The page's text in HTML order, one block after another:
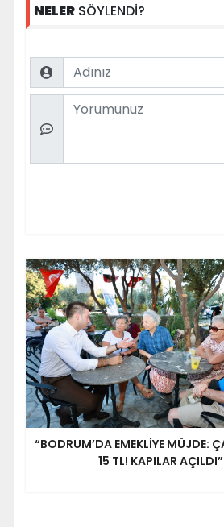
NELER SÖYLENDİ?
Name
Comment
“BODRUM’DA EMEKLİYE MÜJDE:
15 TL! KAPILAR AÇILDI”